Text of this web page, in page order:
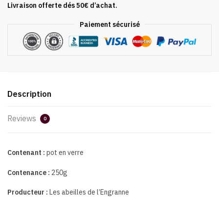
Livraison offerte dés 50€ d’achat.
Paiement sécurisé
Description
Reviews 0
Contenant : pot en verre
Contenance : 250g
Producteur : Les abeilles de l’Engranne